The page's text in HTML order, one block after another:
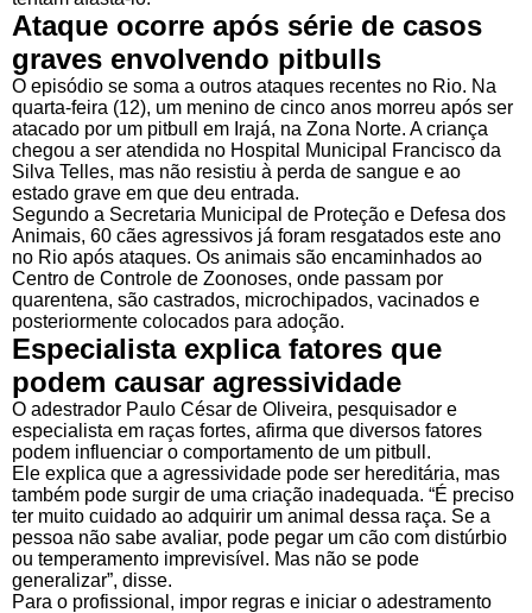
Ataque ocorre após série de casos
graves envolvendo pitbulls
O episódio se soma a outros ataques recentes no Rio. Na
quarta-feira (12), um menino de cinco anos morreu após ser
atacado por um pitbull em Irajá, na Zona Norte. A criança
chegou a ser atendida no Hospital Municipal Francisco da
Silva Telles, mas não resistiu à perda de sangue e ao
estado grave em que deu entrada.
Segundo a Secretaria Municipal de Proteção e Defesa dos
Animais, 60 cães agressivos já foram resgatados este ano
no Rio após ataques. Os animais são encaminhados ao
Centro de Controle de Zoonoses, onde passam por
quarentena, são castrados, microchipados, vacinados e
posteriormente colocados para adoção.
Especialista explica fatores que
podem causar agressividade
O adestrador Paulo César de Oliveira, pesquisador e
especialista em raças fortes, afirma que diversos fatores
podem influenciar o comportamento de um pitbull.
Ele explica que a agressividade pode ser hereditária, mas
também pode surgir de uma criação inadequada. “É preciso
ter muito cuidado ao adquirir um animal dessa raça. Se a
pessoa não sabe avaliar, pode pegar um cão com distúrbio
ou temperamento imprevisível. Mas não se pode
generalizar”, disse.
Para o profissional, impor regras e iniciar o adestramento